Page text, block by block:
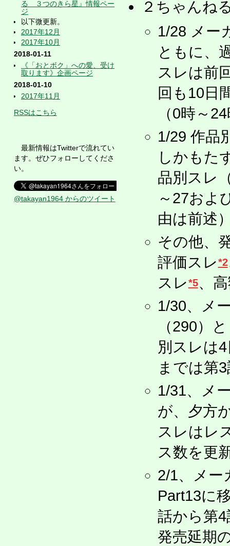
る ３つのきら星』情報ペー
ジ
以下微更新。
2017年12月
2017年10月
2018-01-11
《「おとボク」への愛、受け
取ります》企画ページ
2018-01-10
2017年11月
RSSはこちら
最新情報はTwitterで流れてい
ます。ぜひフォローしてくださ
い。
@takayan1964 からのツイート
２ちゃんね
1/28 メー
ともに、
スレは前
回も10日
（0時～
1/29 作品
しかもた
品別スレ
～27およ
由は前述
その他、
評価スレ*2
スレ*5、
1/30、メ
（290）
別スレは
までは第
1/31、メ
が、夕方
スレはレ
ス数を更
2/1、メー
Part13に
話から第
発売延期